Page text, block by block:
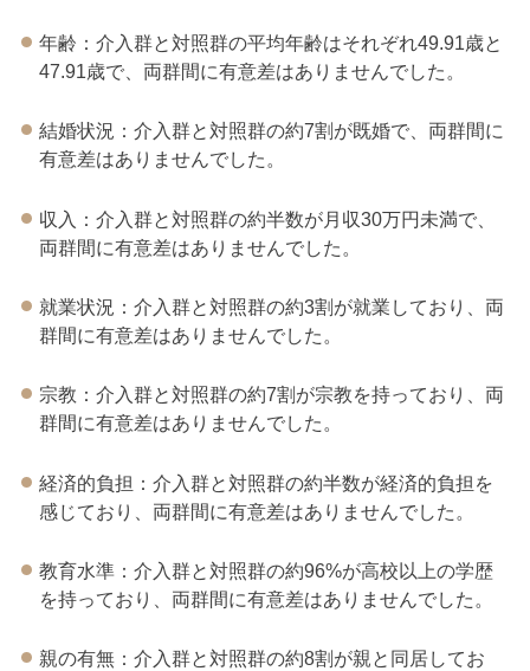
年齢：介入群と対照群の平均年齢はそれぞれ49.91歳と
47.91歳で、両群間に有意差はありませんでした。
結婚状況：介入群と対照群の約7割が既婚で、両群間に
有意差はありませんでした。
収入：介入群と対照群の約半数が月収30万円未満で、
両群間に有意差はありませんでした。
就業状況：介入群と対照群の約3割が就業しており、両
群間に有意差はありませんでした。
宗教：介入群と対照群の約7割が宗教を持っており、両
群間に有意差はありませんでした。
経済的負担：介入群と対照群の約半数が経済的負担を
感じており、両群間に有意差はありませんでした。
教育水準：介入群と対照群の約96%が高校以上の学歴
を持っており、両群間に有意差はありませんでした。
親の有無：介入群と対照群の約8割が親と同居してお